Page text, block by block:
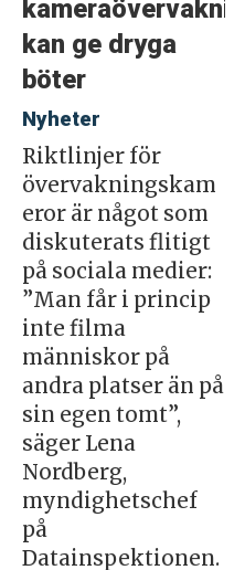
kameraövervakning
kan ge dryga
böter
Nyheter
Riktlinjer för
övervakningskam
eror är något som
diskuterats flitigt
på sociala medier:
”Man får i princip
inte filma
människor på
andra platser än på
sin egen tomt”,
säger Lena
Nordberg,
myndighetschef
på
Datainspektionen.